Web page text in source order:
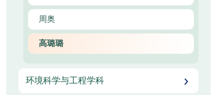
周奥
高璐璐
环境科学与工程学科